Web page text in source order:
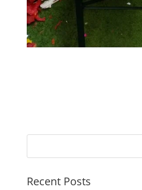
Recent Posts